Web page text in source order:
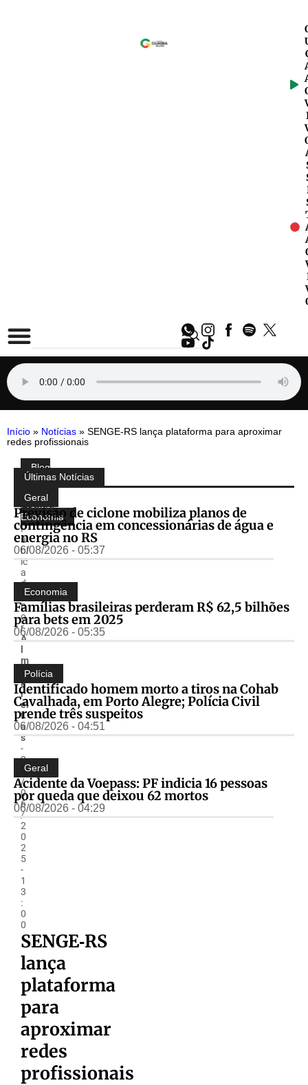
Início » Notícias » SENGE‑RS lança plataforma para aproximar
redes profissionais
Compartilhe:
Blog
do
Almir
Freitas
Economia
P
u
bl
ic
a
d
o
p
o
r
A
l
m
ir
F
r
ei
t
a
s
-
2
0
/
0
6
/
2
0
2
5
-
1
3
:
0
0
SENGE‑RS
lança
plataforma
para
aproximar
redes
profissionais
Últimas Notícias
Geral
Previsão de ciclone mobiliza planos de
contingência em concessionárias de água e
energia no RS
06/08/2026 - 05:37
Economia
Famílias brasileiras perderam R$ 62,5 bilhões
para bets em 2025
06/08/2026 - 05:35
Polícia
Identificado homem morto a tiros na Cohab
Cavalhada, em Porto Alegre; Polícia Civil
prende três suspeitos
06/08/2026 - 04:51
Geral
Acidente da Voepass: PF indicia 16 pessoas
por queda que deixou 62 mortos
06/08/2026 - 04:29